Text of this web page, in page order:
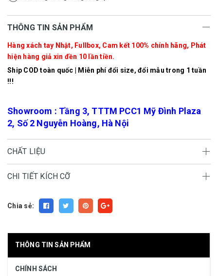
THÔNG TIN SẢN PHẨM
Hàng xách tay Nhật, Fullbox, Cam kết 100% chính hãng, Phát
hiện hàng giả xin đền 10 lần tiền.
Ship COD toàn quốc | Miễn phí đổi size, đổi mẫu trong 1 tuần
!!!
Showroom : Tầng 3, TTTM PCC1 Mỹ Đình Plaza
2, Số 2 Nguyễn Hoàng, Hà Nội
CHẤT LIỆU
CHI TIẾT KÍCH CỠ
Chia sẻ:
THÔNG TIN SẢN PHẨM
CHÍNH SÁCH